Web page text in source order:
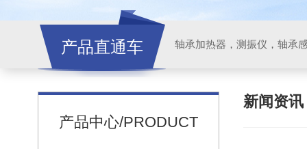
产品直通车 轴承加热器，测振仪，轴承
产品中心/PRODUCT
新闻资讯